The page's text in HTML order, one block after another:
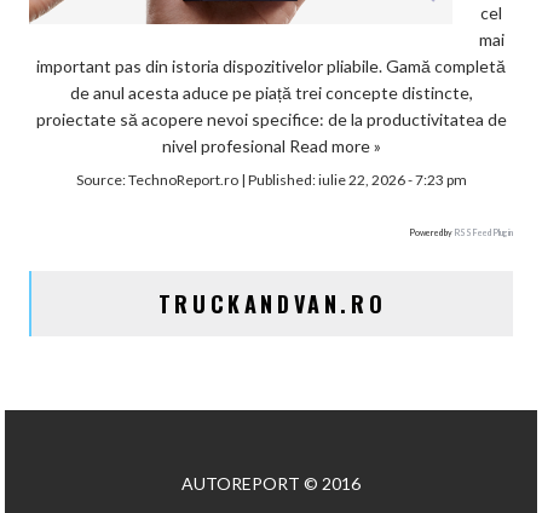
cel
mai
important pas din istoria dispozitivelor pliabile. Gamă completă
de anul acesta aduce pe piață trei concepte distincte,
proiectate să acopere nevoi specifice: de la productivitatea de
nivel profesional Read more »
Source:TechnoReport.ro| Published:iulie 22, 2026 - 7:23 pm
Powered by RSS Feed Plugin
TRUCKANDVAN.RO
AUTOREPORT © 2016